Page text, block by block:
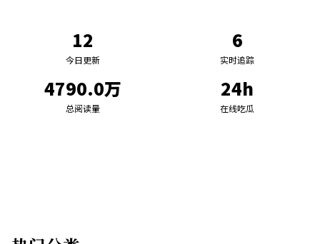
12
今日更新
6
实时追踪
4790.0万
总阅读量
24h
在线吃瓜